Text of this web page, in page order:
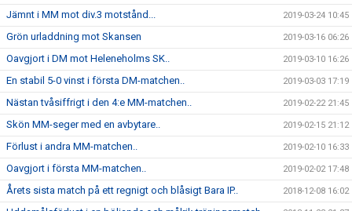
Jämnt i MM mot div.3 motstånd... 2019-03-24 10:45
Grön urladdning mot Skansen 2019-03-16 06:26
Oavgjort i DM mot Heleneholms SK.. 2019-03-10 16:26
En stabil 5-0 vinst i första DM-matchen.. 2019-03-03 17:19
Nästan tvåsiffrigt i den 4:e MM-matchen.. 2019-02-22 21:45
Skön MM-seger med en avbytare.. 2019-02-15 21:12
Förlust i andra MM-matchen.. 2019-02-10 16:33
Oavgjort i första MM-matchen.. 2019-02-02 17:48
Årets sista match på ett regnigt och blåsigt Bara IP.. 2018-12-08 16:02